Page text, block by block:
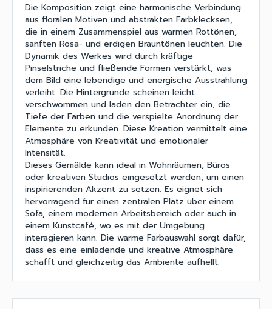
Die Komposition zeigt eine harmonische Verbindung
aus floralen Motiven und abstrakten Farbklecksen,
die in einem Zusammenspiel aus warmen Rottönen,
sanften Rosa- und erdigen Brauntönen leuchten. Die
Dynamik des Werkes wird durch kräftige
Pinselstriche und fließende Formen verstärkt, was
dem Bild eine lebendige und energische Ausstrahlung
verleiht. Die Hintergründe scheinen leicht
verschwommen und laden den Betrachter ein, die
Tiefe der Farben und die verspielte Anordnung der
Elemente zu erkunden. Diese Kreation vermittelt eine
Atmosphäre von Kreativität und emotionaler
Intensität.
Dieses Gemälde kann ideal in Wohnräumen, Büros
oder kreativen Studios eingesetzt werden, um einen
inspirierenden Akzent zu setzen. Es eignet sich
hervorragend für einen zentralen Platz über einem
Sofa, einem modernen Arbeitsbereich oder auch in
einem Kunstcafé, wo es mit der Umgebung
interagieren kann. Die warme Farbauswahl sorgt dafür,
dass es eine einladende und kreative Atmosphäre
schafft und gleichzeitig das Ambiente aufhellt.